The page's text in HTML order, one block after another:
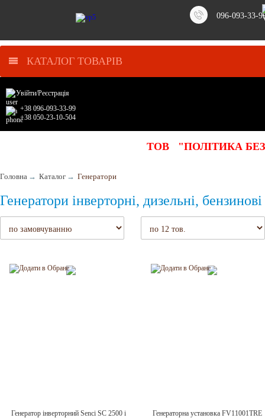
096-093-33-
КАТАЛОГ ТОВАРІВ
Увійти/Реєстрація
+38 096-093-33-99
+38 050-23-10-504
ТОВ "ПОЛІТИКА
Головна → Каталог → Генератори
Генератори інверторні, дизельні, бензинові
Генератор інверторний Senci SC 2500 i
Генераторна установка FV11001TRE